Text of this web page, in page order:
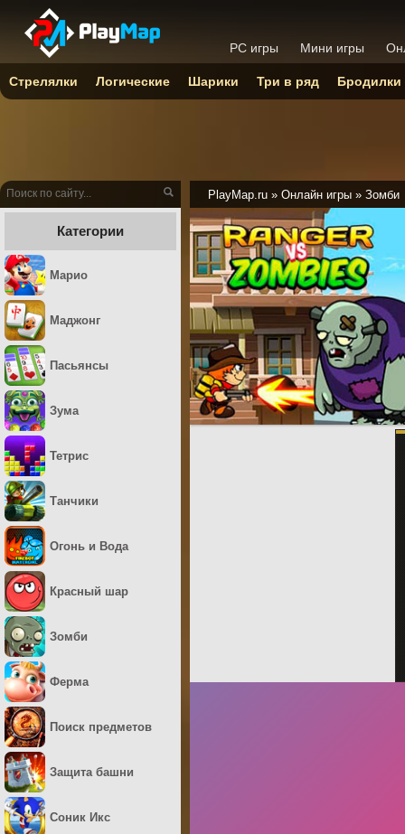
PlayMap.ru » Онлайн игры » Зомби
Категории
Марио
Маджонг
Пасьянсы
Зума
Тетрис
Танчики
Огонь и Вода
Красный шар
Зомби
Ферма
Поиск предметов
Защита башни
Соник Икс
PC игры Мини игры
Стрелялки Логические Шарики Три в ряд Бродилки